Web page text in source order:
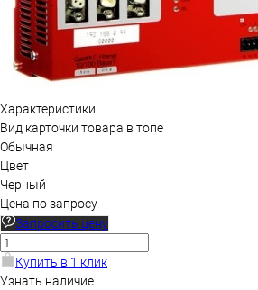
Характеристики:
Вид карточки товара в топе
Обычная
Цвет
Черный
Цена по запросу
Запросить цену
Купить в 1 клик
Узнать наличие